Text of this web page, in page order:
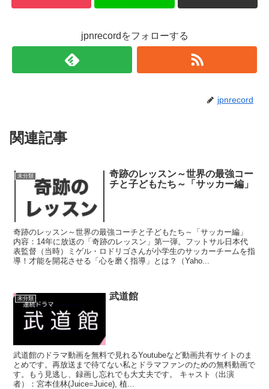
jpnrecordをフォローする
jpnrecord
関連記事
未分類
奇跡のレッスン～世界の最強コー
チと子どもたち～「サッカー編」
奇跡のレッスン～世界の最強コーチと子どもたち～「サッカー編」
内容：14年に放送の「奇跡のレッスン」第一弾。フットサル日本代
表監督（当時）ミゲル・ロドリゴさんが小学生のサッカーチームを指
導！才能を開花させる「心を磨く指導」とは？（Yaho...
未分類 武道館
武道館のドラマ動画を無料で見れるYoutubeなど動画共有サイトのま
とめです。再放送まで待てない私とドラマファンのための無料動画で
す。もう見逃し、録画し忘れでも大丈夫です。 キャスト（出演
者）：宮本佳林(Juice=Juice), 植...